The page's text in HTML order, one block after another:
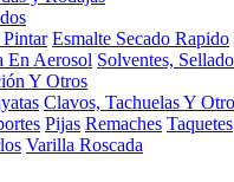
Pintar Esmalte Secado Rapido
En Aerosol Solventes,
Y Otros
Clavos, Tachuelas Y
Pijas Remaches Taquetes
Varilla Roscada